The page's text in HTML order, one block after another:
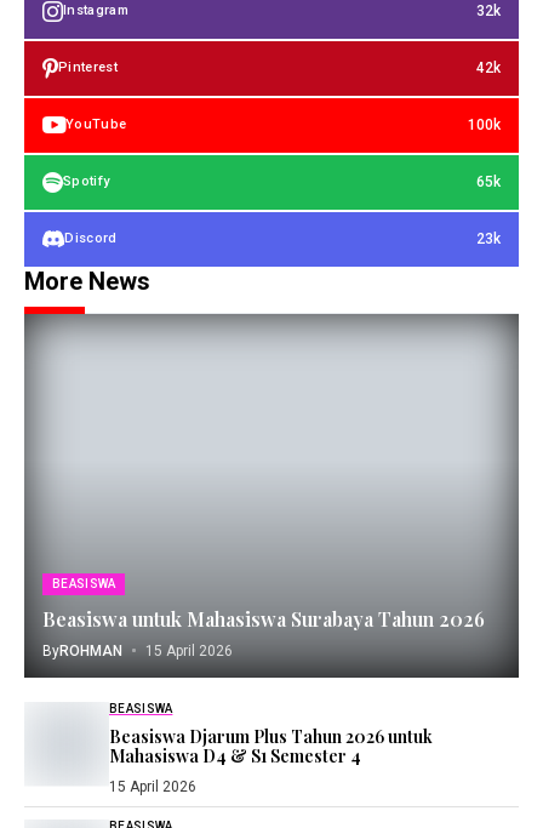
Instagram 32k
Pinterest 42k
YouTube 100k
Spotify 65k
Discord 23k
More News
BEASISWA
Beasiswa untuk Mahasiswa Surabaya Tahun 2026
ByROHMAN 15 April 2026
BEASISWA
Beasiswa Djarum Plus Tahun 2026 untuk
Mahasiswa D4 & S1 Semester 4
15 April 2026